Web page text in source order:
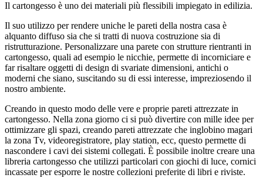
Il cartongesso è uno dei materiali più flessibili impiegato in edilizia.
Il suo utilizzo per rendere uniche le pareti della nostra casa è
alquanto diffuso sia che si tratti di nuova costruzione sia di
ristrutturazione. Personalizzare una parete con strutture rientranti in
cartongesso, quali ad esempio le nicchie, permette di incorniciare e
far risaltare oggetti di design di svariate dimensioni, antichi o
moderni che siano, suscitando su di essi interesse, impreziosendo il
nostro ambiente.
Creando in questo modo delle vere e proprie pareti attrezzate in
cartongesso. Nella zona giorno ci si può divertire con mille idee per
ottimizzare gli spazi, creando pareti attrezzate che inglobino magari
la zona Tv, videoregistratore, play station, ecc, questo permette di
nascondere i cavi dei sistemi collegati. È possibile inoltre creare una
libreria cartongesso che utilizzi particolari con giochi di luce, cornici
incassate per esporre le nostre collezioni preferite di libri e riviste.